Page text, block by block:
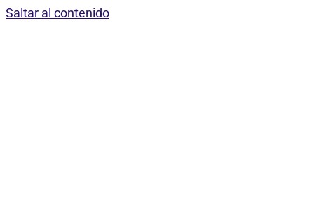
Saltar al contenido